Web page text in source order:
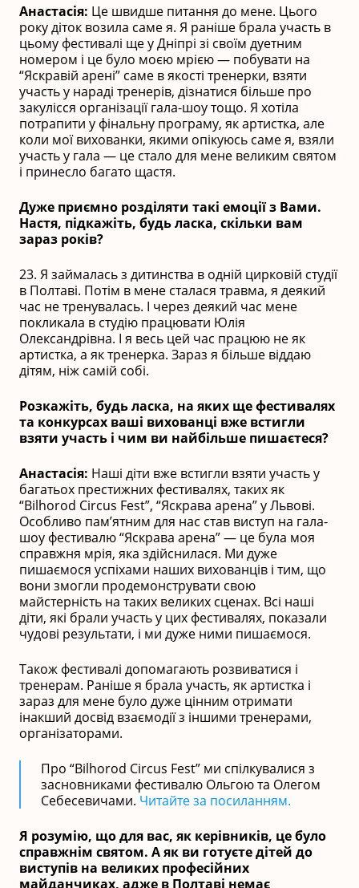
Анастасія: Це швидше питання до мене. Цього
року діток возила саме я. Я раніше брала участь в
цьому фестивалі ще у Дніпрі зі своїм дуетним
номером і це було моєю мрією — побувати на
“Яскравій арені” саме в якості тренерки, взяти
участь у нараді тренерів, дізнатися більше про
закулісся організації гала-шоу тощо. Я хотіла
потрапити у фінальну програму, як артистка, але
коли мої вихованки, якими опікуюсь саме я, взяли
участь у гала — це стало для мене великим святом
і принесло багато щастя.
Дуже приємно розділяти такі емоції з Вами.
Настя, підкажіть, будь ласка, скільки вам
зараз років?
23. Я займалась з дитинства в одній цирковій студії
в Полтаві. Потім в мене сталася травма, я деякий
час не тренувалась. І через деякий час мене
покликала в студію працювати Юлія
Олександрівна. І я весь цей час працюю не як
артистка, а як тренерка. Зараз я більше віддаю
дітям, ніж самій собі.
Розкажіть, будь ласка, на яких ще фестивалях
та конкурсах ваші вихованці вже встигли
взяти участь і чим ви найбільше пишаєтеся?
Анастасія: Наші діти вже встигли взяти участь у
багатьох престижних фестивалях, таких як
“Bilhorod Circus Fest”, “Яскрава арена” у Львові.
Особливо пам’ятним для нас став виступ на гала-
шоу фестивалю “Яскрава арена” — це була моя
справжня мрія, яка здійснилася. Ми дуже
пишаємося успіхами наших вихованців і тим, що
вони змогли продемонструвати свою
майстерність на таких великих сценах. Всі наші
діти, які брали участь у цих фестивалях, показали
чудові результати, і ми дуже ними пишаємося.
Також фестивалі допомагають розвиватися і
тренерам. Раніше я брала участь, як артистка і
зараз для мене було дуже цінним отримати
інакший досвід взаємодії з іншими тренерами,
організаторами.
Про “Bilhorod Circus Fest” ми спілкувалися з
засновниками фестивалю Ольгою та Олегом
Себесевичами. Читайте за посиланням.
Я розумію, що для вас, як керівників, це було
справжнім святом. А як ви готуєте дітей до
виступів на великих професійних
майданчиках, адже в Полтаві немає